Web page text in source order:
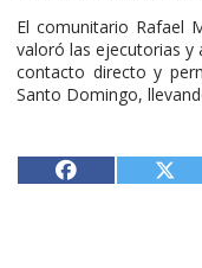
El comunitario Rafael
valoró las ejecutorias y
contacto directo y
Santo Domingo,